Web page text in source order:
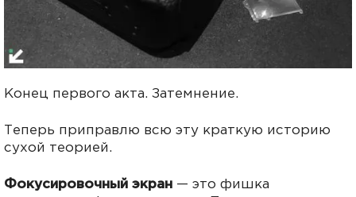
Конец первого акта. Затемнение.
Теперь приправлю всю эту краткую историю
сухой теорией.
Фокусировочный экран — это фишка